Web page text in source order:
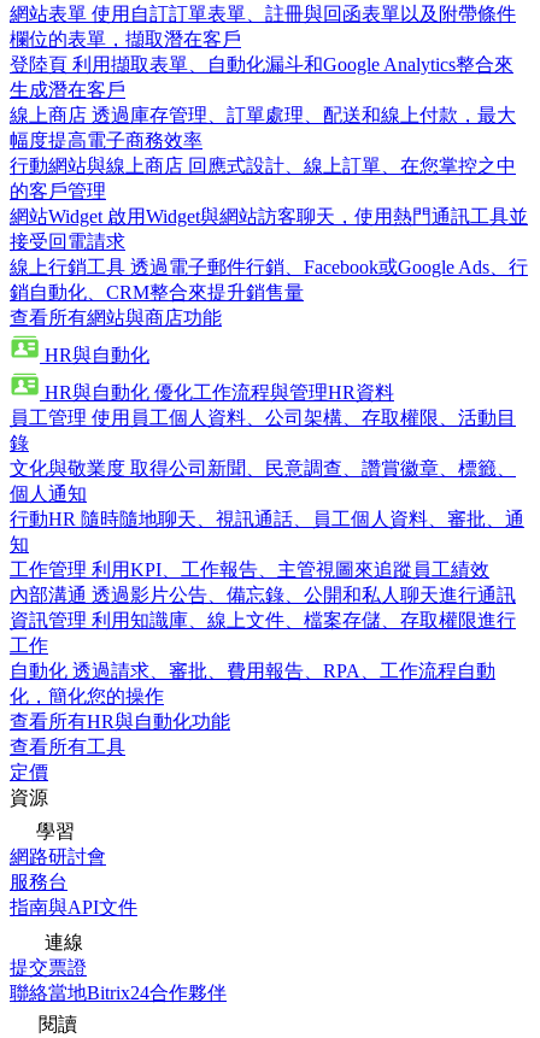
網站表單 使用自訂訂單表單、註冊與回函表單以及附帶條件
欄位的表單，擷取潛在客戶
登陸頁 利用擷取表單、自動化漏斗和Google Analytics整合來
生成潛在客戶
線上商店 透過庫存管理、訂單處理、配送和線上付款，最大
幅度提高電子商務效率
行動網站與線上商店 回應式設計、線上訂單、在您掌控之中
的客戶管理
網站Widget 啟用Widget與網站訪客聊天，使用熱門通訊工具並
接受回電請求
線上行銷工具 透過電子郵件行銷、Facebook或Google Ads、行
銷自動化、CRM整合來提升銷售量
查看所有網站與商店功能
HR與自動化
HR與自動化 優化工作流程與管理HR資料
員工管理 使用員工個人資料、公司架構、存取權限、活動目
錄
文化與敬業度 取得公司新聞、民意調查、讚賞徽章、標籤、
個人通知
行動HR 隨時隨地聊天、視訊通話、員工個人資料、審批、通
知
工作管理 利用KPI、工作報告、主管視圖來追蹤員工績效
內部溝通 透過影片公告、備忘錄、公開和私人聊天進行通訊
資訊管理 利用知識庫、線上文件、檔案存儲、存取權限進行
工作
自動化 透過請求、審批、費用報告、RPA、工作流程自動
化，簡化您的操作
查看所有HR與自動化功能
查看所有工具
定價
資源
學習
網路研討會
服務台
指南與API文件
連線
提交票證
聯絡當地Bitrix24合作夥伴
閱讀